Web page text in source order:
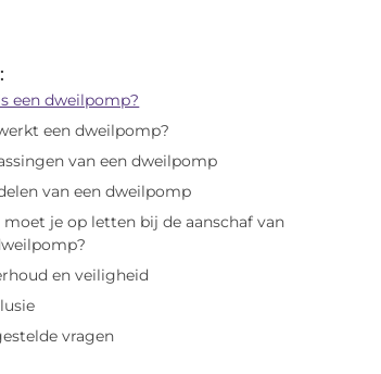
een dweilpomp?
een dweilpomp?
van een dweilpomp
van een dweilpomp
moet je op letten bij de aanschaf van
en veiligheid
vragen